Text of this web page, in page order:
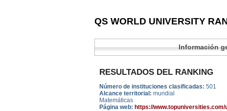
QS WORLD UNIVERSITY
Información
RESULTADOS DEL RANKING
Número de instituciones clasificadas: 501
Alcance territorial: mundial
Matemáticas
Página web: https://